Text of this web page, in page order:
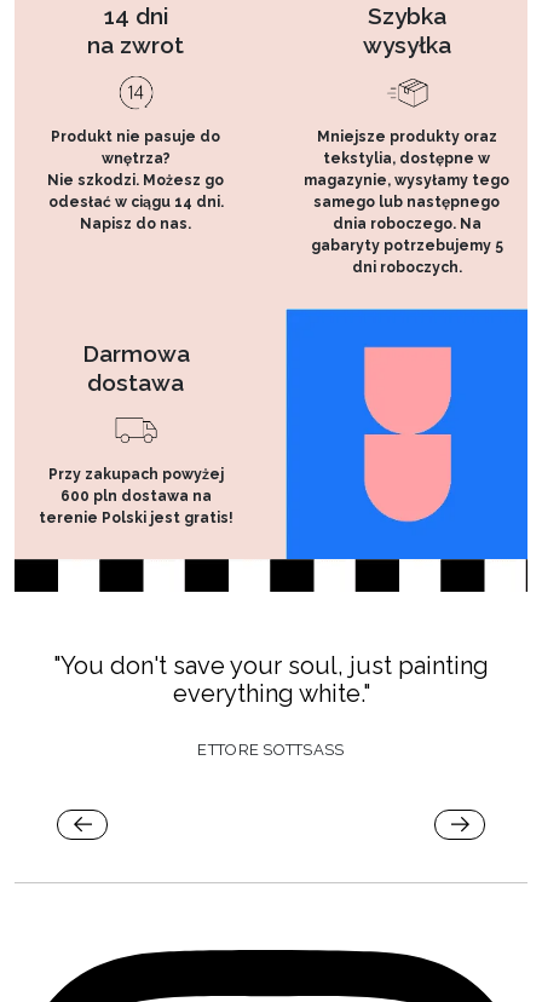
14 dni
na zwrot
Produkt nie pasuje do
wnętrza?
Nie szkodzi. Możesz go
odesłać w ciągu 14 dni.
Napisz do nas.
Szybka
wysyłka
Mniejsze produkty oraz
tekstylia, dostępne w
magazynie, wysyłamy tego
samego lub następnego
dnia roboczego. Na
gabaryty potrzebujemy 5
dni roboczych.
Darmowa
dostawa
Przy zakupach powyżej
600 pln dostawa na
terenie Polski jest gratis!
"I don't want what I need, I want what I want."